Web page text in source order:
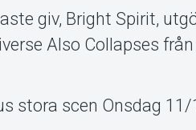
giv, Bright Spirit,
Also Collapses
stora scen Onsdag